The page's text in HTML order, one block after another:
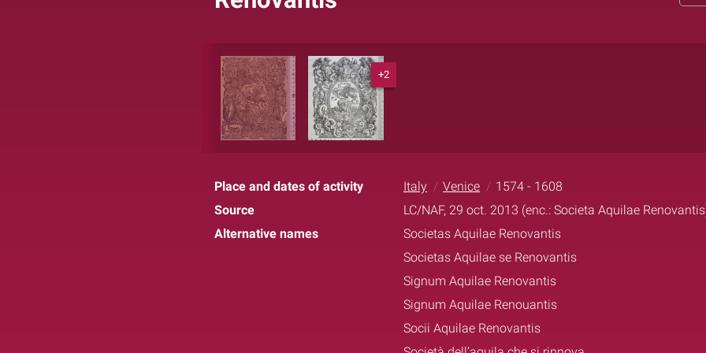
+2
Place and dates of activity Italy Venice
1574 - 1608
Source
LC/NAF, 29 oct. 2013 (enc.: Societa Aquilae
Alternative names
Societas Aquilae Renovantis
Societas Aquilae se Renovantis
Signum Aquilae Renovantis
Signum Aquilae Renouantis
Socii Aquilae Renovantis